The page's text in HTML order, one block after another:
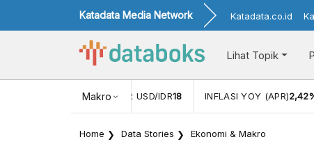
Katadata Media Network Katadata.co.id
Lihat Topik
Makro
NILAI TUKAR USD/IDR18 INFLASI YOY (APR)
Home Data Stories Ekonomi & Makro